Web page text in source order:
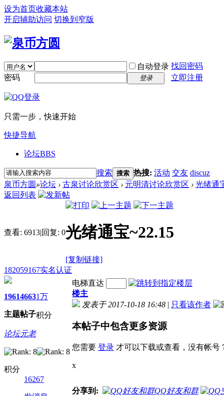
设为首页收藏本站
开启辅助访问 切换到窄版
自动登录 找回密码
密码
登录 立即注册
只需一步，快速开始
快捷导航
论坛BBS
搜索 搜索 热搜: 活动 交友 discuz
泉币方圆 »论坛 › 古泉讨论欣赏区 › 元明清讨论欣赏区 › 光绪通
返回列表
查看: 6913|回复: 0光绪通宝~22.15
[复制链接]
182059167实名认证
1961
主题
4663
帖子
1万
积分
论坛元老
积分
16267
电梯直达
楼主
发表于 2017-10-18 16:48 | 只看该作者
本帖子中包含更多资源
您需要 登录 才可以下载或查看，没有帐号
x
分享到:
QQ好友和群